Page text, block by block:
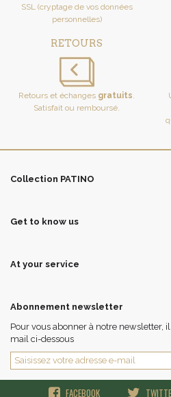
SSL (cryptage de vos données
personnelles)
RETOURS
Retours et échanges gratuits
Satisfait ou remboursé.
Collection PATINO
Get to know us
At your service
Abonnement newsletter
Pour vous abonner à notre newsletter,
mail ci-dessous
FACEBOOK